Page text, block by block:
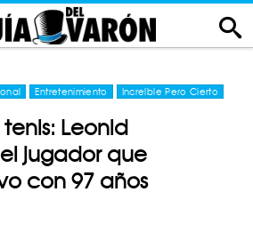
Entretenimiento Increíble Pero Cierto
Leonid
el jugador que
con 97 años